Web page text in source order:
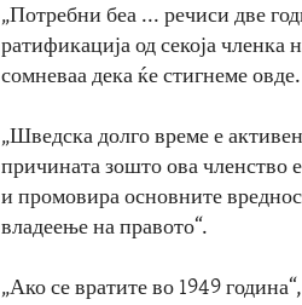
„Потребни беа ... речиси две
ратификација од секоја
сомневаа дека ќе стигнеме
„Шведска долго време е
причината зошто ова членство
и промовира основните
владеење на правото“.
„Ако се вратите во 1949